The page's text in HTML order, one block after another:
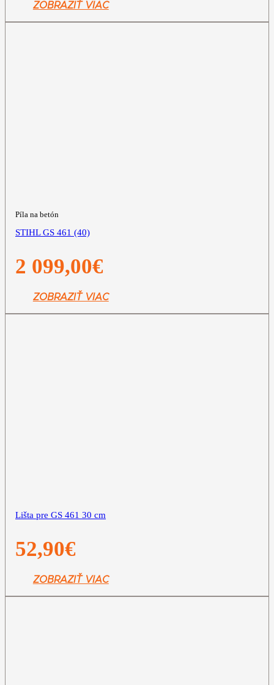
ZOBRAZIŤ VIAC
Píla na betón
STIHL GS 461 (40)
2 099,00€
ZOBRAZIŤ VIAC
Lišta pre GS 461 30 cm
52,90€
ZOBRAZIŤ VIAC